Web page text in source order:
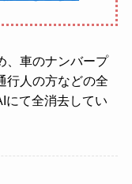
、車のナンバープ
行人の方などの全
にて全消去してい